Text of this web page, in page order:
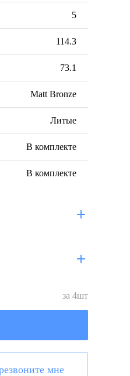
5
114.3
73.1
Matt Bronze
Литые
В комплекте
В комплекте
за 4шт
мне